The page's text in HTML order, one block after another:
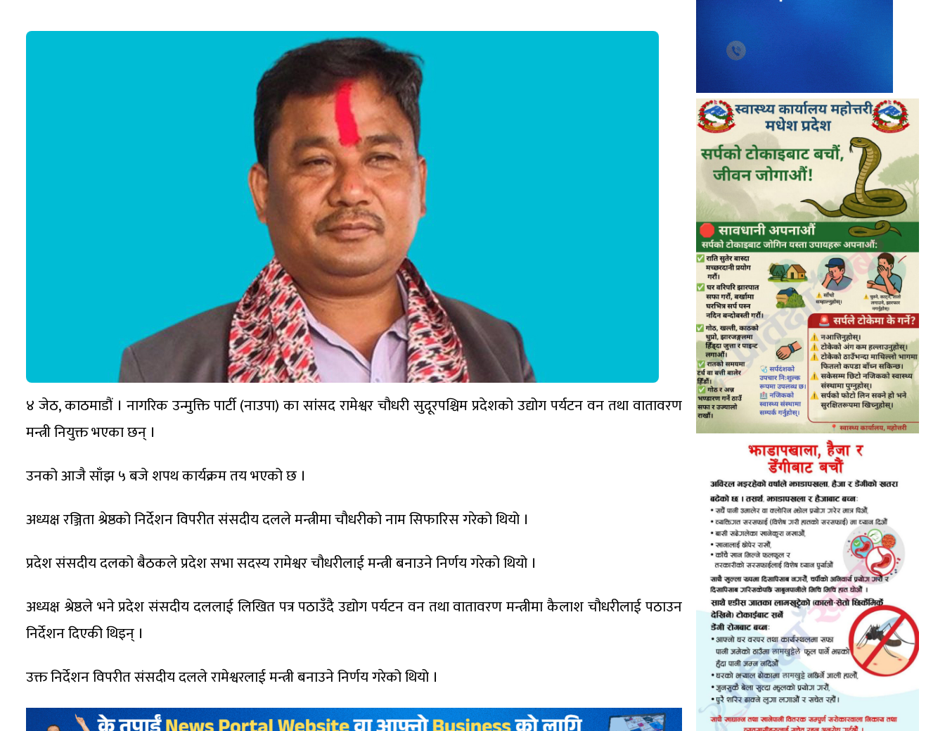
७ ८ र्‍याली
९ धनुषामा सर्वपक्षीय बैठक सुरु
४ जेठ, काठमाडौं । नागरिक उन्मुक्ति पार्टी (नाउपा) का सांसद रामेश्वर चौधरी सुदूरपश्चिम प्रदेशको उद्योग पर्यटन वन तथा वातावरण
मन्त्री नियुक्त भएका छन् ।
उनको आजै साँझ ५ बजे शपथ कार्यक्रम तय भएको छ ।
अध्यक्ष रञ्जिता श्रेष्ठको निर्देशन विपरीत संसदीय दलले मन्त्रीमा चौधरीको नाम सिफारिस गरेको थियो ।
प्रदेश संसदीय दलको बैठकले प्रदेश सभा सदस्य रामेश्वर चौधरीलाई मन्त्री बनाउने निर्णय गरेको थियो ।
अध्यक्ष श्रेष्ठले भने प्रदेश संसदीय दललाई लिखित पत्र पठाउँदै उद्योग पर्यटन वन तथा वातावरण मन्त्रीमा कैलाश चौधरीलाई पठाउन
निर्देशन दिएकी थिइन् ।
उक्त निर्देशन विपरीत संसदीय दलले रामेश्वरलाई मन्त्री बनाउने निर्णय गरेको थियो ।